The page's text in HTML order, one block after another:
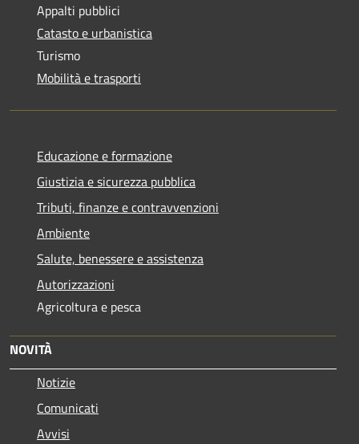
Appalti pubblici
Catasto e urbanistica
Turismo
Mobilità e trasporti
Educazione e formazione
Giustizia e sicurezza pubblica
Tributi, finanze e contravvenzioni
Ambiente
Salute, benessere e assistenza
Autorizzazioni
Agricoltura e pesca
NOVITÀ
Notizie
Comunicati
Avvisi